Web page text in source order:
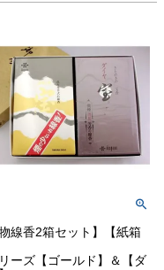
物線香2箱セット】【紙箱
ーズ【ゴールド】＆【ダ